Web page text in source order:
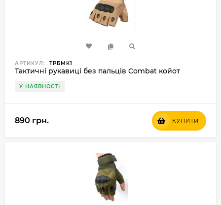
АРТИКУЛ: ТРБMК1
Тактичні рукавиці без пальців Combat койот
У НАЯВНОСТІ
890 грн. КУПИТИ